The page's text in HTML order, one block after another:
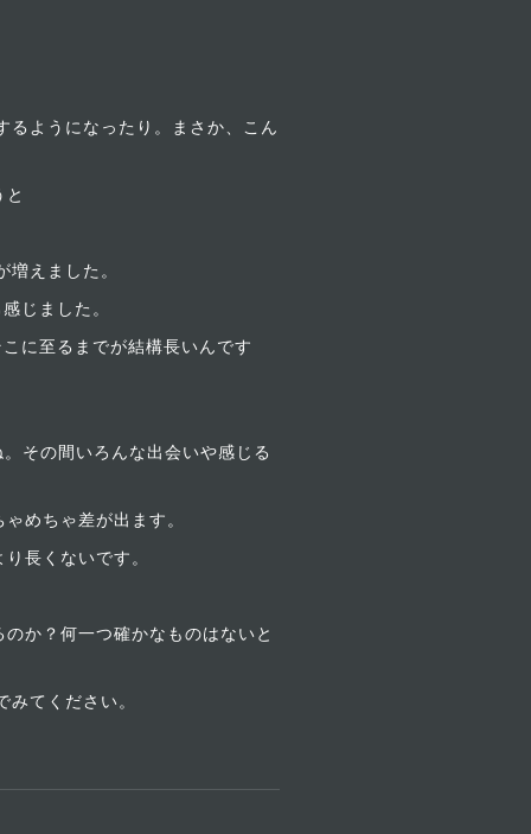
ようになったり。まさか、こん
えました。
じました。
に至るまでが結構長いんです
その間いろんな出会いや感じる
めちゃ差が出ます。
長くないです。
か？何一つ確かなものはないと
てください。